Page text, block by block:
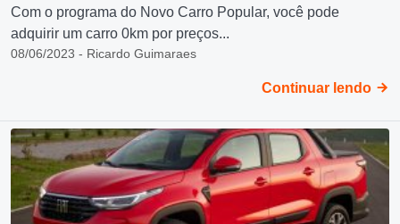
Com o programa do Novo Carro Popular, você pode
adquirir um carro 0km por preços...
08/06/2023 - Ricardo Guimaraes
Continuar lendo